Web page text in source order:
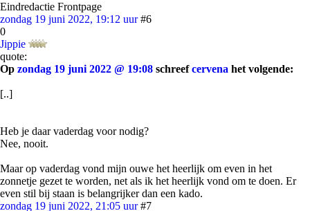
Eindredactie Frontpage
zondag 19 juni 2022, 19:12 uur #6
0
Jippie
quote:
Op zondag 19 juni 2022 @ 19:08 schreefcervena het volgende:
[..]
Heb je daar vaderdag voor nodig?
Nee, nooit.
Maar op vaderdag vond mijn ouwe het heerlijk om even in het
zonnetje gezet te worden, net als ik het heerlijk vond om te doen. Er
even stil bij staan is belangrijker dan een kado.
zondag 19 juni 2022, 21:05 uur #7